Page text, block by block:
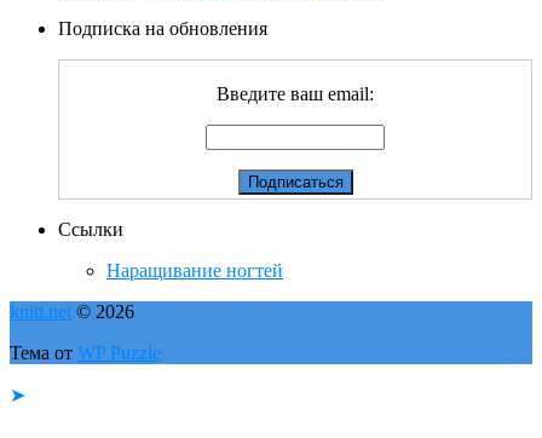
Подписка на обновления
Введите ваш email:
Ссылки
Наращивание ногтей
knitt.net © 2026
Тема от WP Puzzle
➤